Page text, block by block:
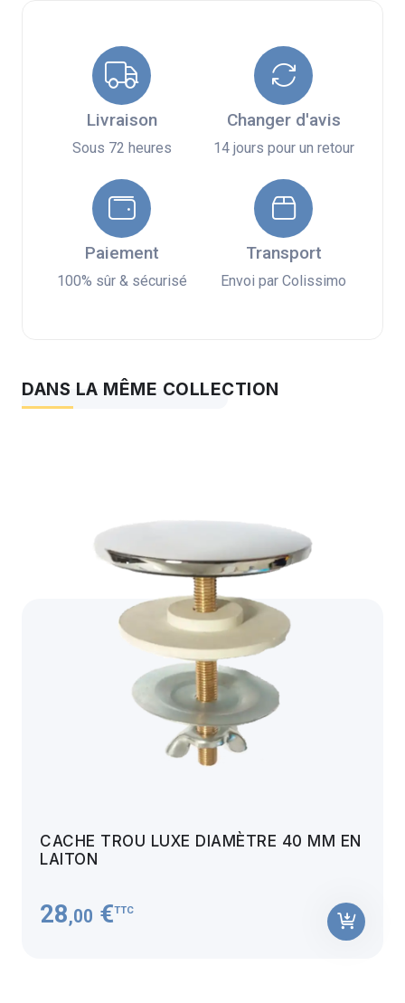
Livraison
Sous 72 heures
Changer d'avis
14 jours pour un retour
Paiement
100% sûr & sécurisé
Transport
Envoi par Colissimo
DANS LA MÊME COLLECTION
CACHE TROU LUXE DIAMÈTRE 40 MM EN
LAITON
28,00 €TTC